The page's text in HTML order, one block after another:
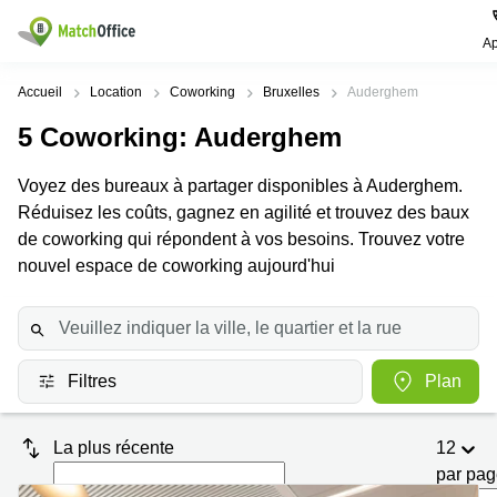
Rechercher / publier
Types
commerciaux
Bureaux
Centre
Coworking
Salles
de
réunion
Bureau
virtuel
Villes
Alost
Anderlecht
Bruges
Bruxelles
Bruxelles
Aeroport
Gand
Recherches
Bureau
a louer
louer
Bruxelles
a louer
Gand
Bureau
à louer
Liège
Aide
Qui sommes-nous?
Publier un bureau
Prix
Connexion
Choisissez une langue
flamand
Accueil Location Coworking Bruxelles Auderghem
5 Coworking: Auderghem
Voyez des bureaux à partager disponibles à Auderghem.
Réduisez les coûts, gagnez en agilité et trouvez des baux
de coworking qui répondent à vos besoins. Trouvez votre
nouvel espace de coworking aujourd'hui
Filtres Plan
La plus récente
12
par